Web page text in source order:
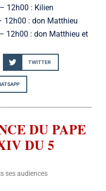
: Kilien
: don Matthieu
: don Matthieu et
TWITTER
DU PAPE
DU 5
ses audiences